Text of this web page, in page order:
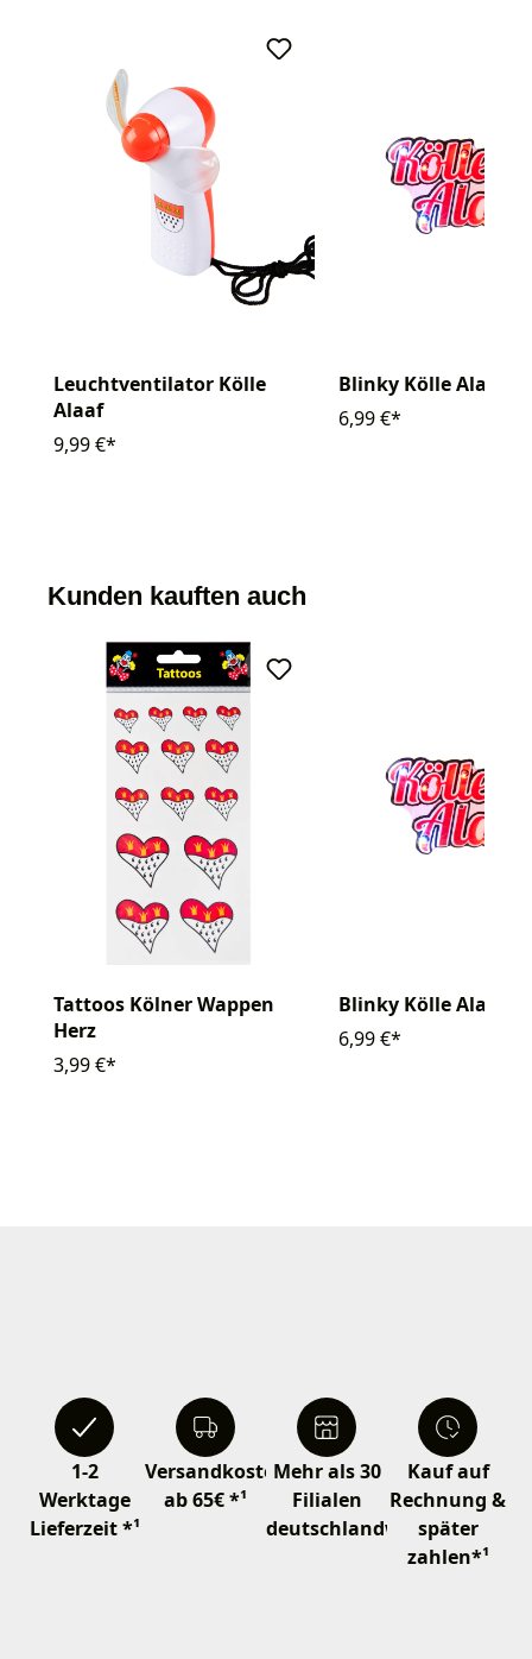
Leuchtventilator Kölle
Alaaf
9,99 €*
Blinky Kölle Alaaf
6,99 €*
Kunden kauften auch
Tattoos Kölner Wappen
Herz
3,99 €*
Blinky Kölle Alaaf
6,99 €*
1-2
Werktage
Lieferzeit *¹
Versandkostenfrei
ab 65€ *¹
Mehr als 30
Filialen
deutschlandweit
Kauf auf
Rechnung &
später
zahlen*¹